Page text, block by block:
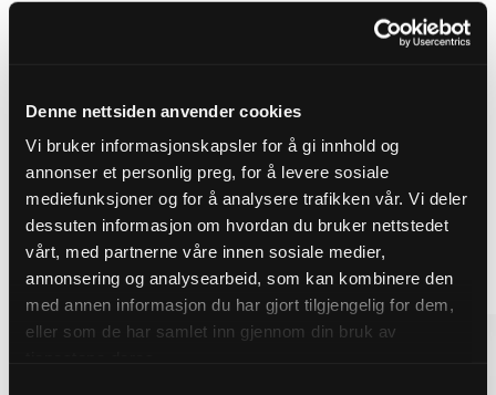
Denne nettsiden anvender cookies
Vi bruker informasjonskapsler for å gi innhold og
annonser et personlig preg, for å levere sosiale
mediefunksjoner og for å analysere trafikken vår. Vi deler
dessuten informasjon om hvordan du bruker nettstedet
vårt, med partnerne våre innen sosiale medier,
annonsering og analysearbeid, som kan kombinere den
med annen informasjon du har gjort tilgjengelig for dem,
eller som de har samlet inn gjennom din bruk av
Finn riktig overvannsløsning for
Robuste løsninger som sikrer effektiv avledning og
håndtering av overvann. Vi leverer produkter for
blågrønn og konvensjonell overvannshåndtering.
Se alle overvannsløsninger